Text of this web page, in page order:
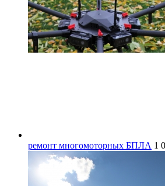
ремонт многомоторных БПЛА 1